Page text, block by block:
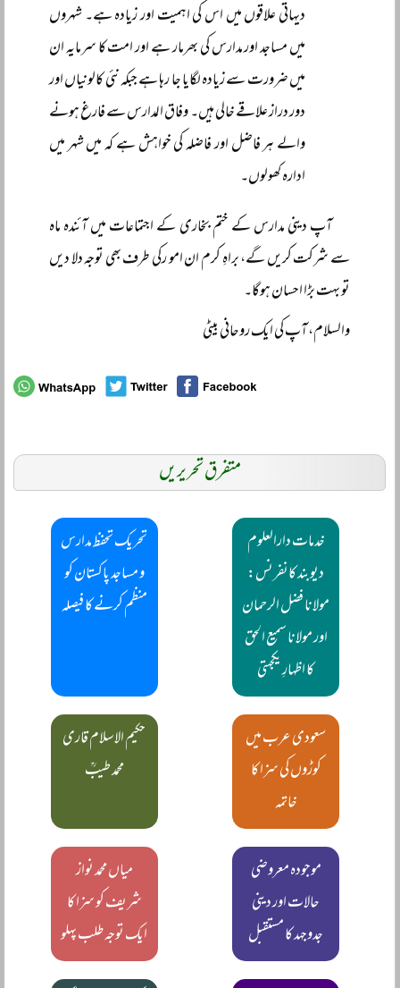
دیہاتی علاقوں میں اس کی اہمیت اور زیادہ ہے۔ شہروں
میں مساجد اور مدارس کی بھرمار ہے اور امت کا سرمایہ ان
میں ضرورت سے زیادہ لگایا جا رہا ہے جبکہ نئی کالونیاں اور
دور دراز علاقے خالی ہیں۔ وفاق المدارس سے فارغ ہونے
والے ہر فاضل اور فاضلہ کی خواہش ہے کہ میں شہر میں
ادارہ کھولوں۔
آپ دینی مدارس کے ختم بخاری کے اجتماعات میں آئندہ ماہ
سے شرکت کریں گے، براہِ کرم ان امو رکی طرف بھی توجہ دلا دیں
تو بہت بڑا احسان ہوگا۔
والسلام، آپ کی ایک روحانی بیٹی
متفرق تحریریں
خدمات دارالعلوم
دیوبند کانفرنس:
مولانا فضل الرحمان
اور مولانا سمیع الحق
کا اظہارِ یکجہتی
تحریک تحفظ مدارس
و مساجد پاکستان کو
منظم کرنے کا فیصلہ
سعودی عرب میں
کوڑوں کی سزا کا
خاتمہ
حکیم الاسلام قاری
محمد طیبؒ
موجودہ معروضی
حالات اور دینی
جدوجہد کا مستقبل
میاں محمد نواز
شریف کو سزا کا
ایک توجہ طلب پہلو